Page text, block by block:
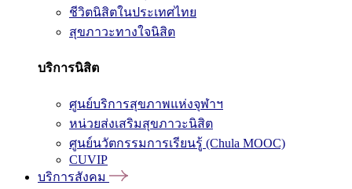
ชีวิตนิสิตในประเทศไทย
สุขภาวะทางใจนิสิต
บริการนิสิต
ศูนย์บริการสุขภาพแห่งจุฬาฯ
หน่วยส่งเสริมสุขภาวะนิสิต
ศูนย์นวัตกรรมการเรียนรู้ (Chula MOOC)
CUVIP
บริการสังคม